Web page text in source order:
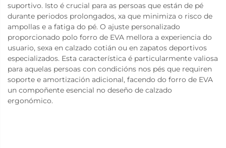
suportivo. Isto é crucial para as persoas que están de pé
durante periodos prolongados, xa que minimiza o risco de
ampollas e a fatiga do pé. O ajuste personalizado
proporcionado polo forro de EVA mellora a experiencia do
usuario, sexa en calzado cotián ou en zapatos deportivos
especializados. Esta característica é particularmente valiosa
para aquelas persoas con condicións nos pés que requiren
soporte e amortización adicional, facendo do forro de EVA
un compoñente esencial no deseño de calzado
ergonómico.